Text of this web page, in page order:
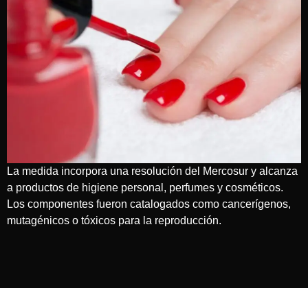
La medida incorpora una resolución del Mercosur y alcanza
a productos de higiene personal, perfumes y cosméticos.
Los componentes fueron catalogados como cancerígenos,
mutagénicos o tóxicos para la reproducción.